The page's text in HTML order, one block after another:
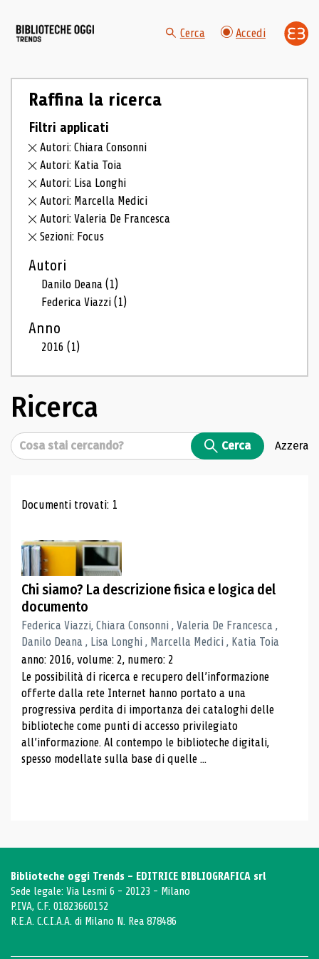
Cerca Accedi
Raffina la ricerca
Filtri applicati
Autori: Chiara Consonni
Autori: Katia Toia
Autori: Lisa Longhi
Autori: Marcella Medici
Autori: Valeria De Francesca
Sezioni: Focus
Autori
Danilo Deana(1)
Federica Viazzi(1)
Anno
2016(1)
Ricerca
Cerca Cerca Azzera
Risultati di ricerca
Documenti trovati: 1
Chi siamo? La descrizione fisica e logica del
documento
Federica Viazzi, Chiara Consonni , Valeria De Francesca ,
Danilo Deana , Lisa Longhi , Marcella Medici , Katia Toia
anno: 2016, volume: 2, numero: 2
Le possibilità di ricerca e recupero dell’informazione
offerte dalla rete Internet hanno portato a una
progressiva perdita di importanza dei cataloghi delle
biblioteche come punti di accesso privilegiato
all’informazione. Al contempo le biblioteche digitali,
spesso modellate sulla base di quelle ...
Biblioteche oggi Trends - EDITRICE BIBLIOGRAFICA srl
Sede legale: Via Lesmi 6 - 20123 - Milano
P.IVA, C.F. 01823660152
R.E.A. C.C.I.A.A. di Milano N. Rea 878486